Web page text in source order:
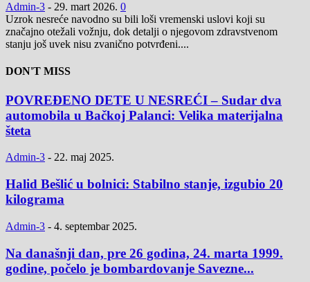
Admin-3 - 29. mart 2026. 0
Uzrok nesreće navodno su bili loši vremenski uslovi koji su
značajno otežali vožnju, dok detalji o njegovom zdravstvenom
stanju još uvek nisu zvanično potvrđeni....
DON'T MISS
POVREĐENO DETE U NESREĆI – Sudar dva
automobila u Bačkoj Palanci: Velika materijalna
šteta
Admin-3 - 22. maj 2025.
Halid Bešlić u bolnici: Stabilno stanje, izgubio 20
kilograma
Admin-3 - 4. septembar 2025.
Na današnji dan, pre 26 godina, 24. marta 1999.
godine, počelo je bombardovanje Savezne...